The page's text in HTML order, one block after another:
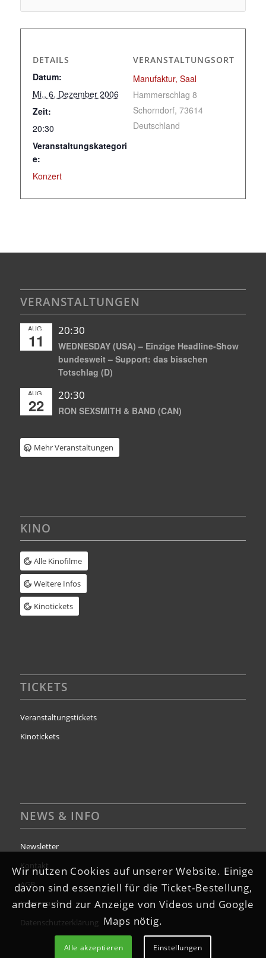
DETAILS
Datum:
Mi., 6. Dezember 2006
Zeit:
20:30
Veranstaltungskategori
e:
Konzert
VERANSTALTUNGSORT
Manufaktur, Saal
Hammerschlag 8
Schorndorf, 73614
Deutschland
VERANSTALTUNGEN
AUG.
11
20:30
WEDNESDAY (USA) – Einzige Headline-Show
bundesweit – Support: das bisschen
Totschlag (D)
AUG.
22
20:30
RON SEXSMITH & BAND (CAN)
Mehr Veranstaltungen
KINO
Alle Kinofilme
Weitere Infos
Kinotickets
TICKETS
Veranstaltungstickets
Kinotickets
NEWS & INFO
Newsletter
Kontakt
AGB
Impressum
Datenschutzerklärung
Wir nutzen Cookies auf unserer Website. Einige
davon sind essenziell für die Ticket-Bestellung,
andere sind zur Anzeige von Videos und Google
Maps nötig.
Alle akzeptieren Einstellungen